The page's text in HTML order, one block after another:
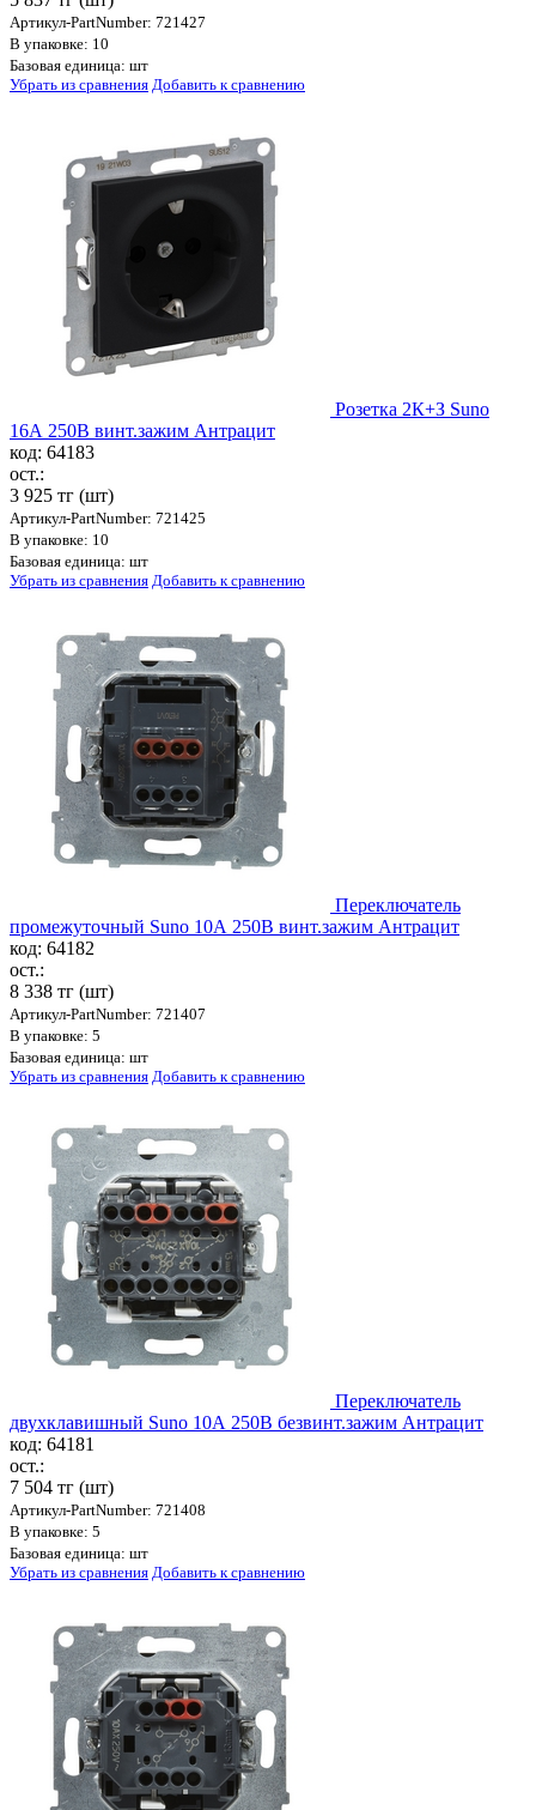
Артикул-PartNumber: 721427
В упаковке: 10
Базовая единица: шт
Убрать из сравнения Добавить к сравнению
Розетка 2К+З Suno
16А 250В винт.зажим Антрацит
код: 64183
ост.:
3 925 тг (шт)
Артикул-PartNumber: 721425
В упаковке: 10
Базовая единица: шт
Убрать из сравнения Добавить к сравнению
Переключатель
промежуточный Suno 10А 250В винт.зажим Антрацит
код: 64182
ост.:
8 338 тг (шт)
Артикул-PartNumber: 721407
В упаковке: 5
Базовая единица: шт
Убрать из сравнения Добавить к сравнению
Переключатель
двухклавишный Suno 10А 250В безвинт.зажим Антрацит
код: 64181
ост.:
7 504 тг (шт)
Артикул-PartNumber: 721408
В упаковке: 5
Базовая единица: шт
Убрать из сравнения Добавить к сравнению